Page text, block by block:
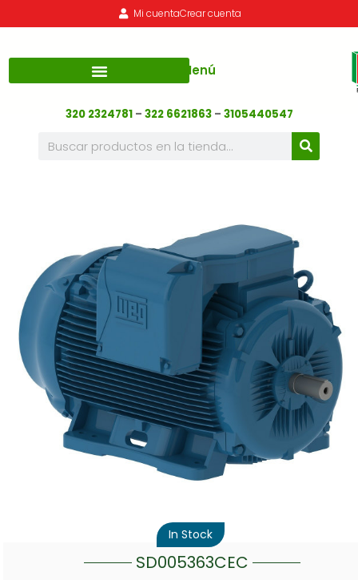
Mi cuentaCrear cuenta
Menú
320 2324781– 322 6621863 – 3105440547
In Stock
SD005363CEC